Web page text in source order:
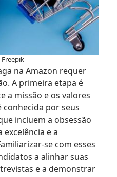
na Amazon requer
A primeira etapa é
a missão e os valores
conhecida por seus
incluem a obsessão
excelência e a
se com esses
a alinhar suas
e a demonstrar